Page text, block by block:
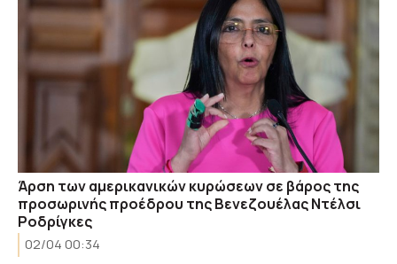
Άρση των αμερικανικών κυρώσεων σε βάρος της
προσωρινής προέδρου της Βενεζουέλας Ντέλσι
Ροδρίγκες
02/04 00:34